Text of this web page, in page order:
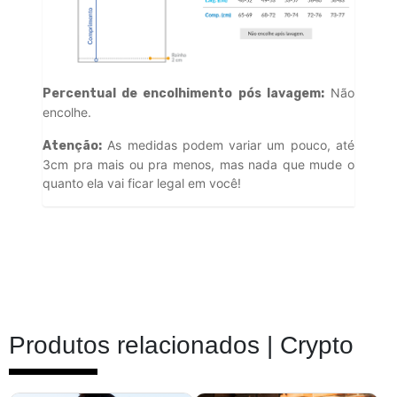
Percentual de encolhimento pós lavagem:Não
encolhe.
Atenção: As medidas podem variar um pouco, até
3cm pra mais ou pra menos, mas nada que mude o
quanto ela vai ficar legal em você!
Produtos relacionados | Crypto